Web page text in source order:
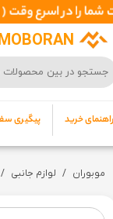
راهنمای خرید پیگیری
حساب کاربری من
تغییر گذر واژه
خروج از حساب
بین 3 تا 7 روزکاری بدستتان برسد
موبوران لوازم جانبی